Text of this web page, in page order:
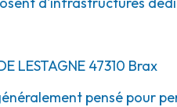
LESTAGNE 47310 Brax
pensé pour